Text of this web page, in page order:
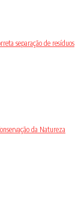
separação de resíduos
da Natureza